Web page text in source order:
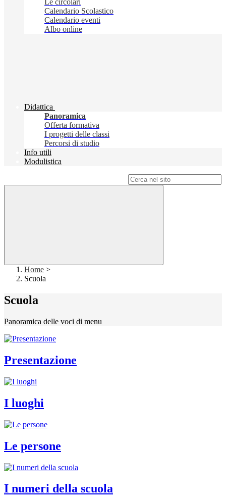
Le circolari
Calendario Scolastico
Calendario eventi
Albo online
Didattica
Panoramica
Offerta formativa
I progetti delle classi
Percorsi di studio
Info utili
Modulistica
Home >
Scuola
Scuola
Panoramica delle voci di menu
Presentazione
I luoghi
Le persone
I numeri della scuola